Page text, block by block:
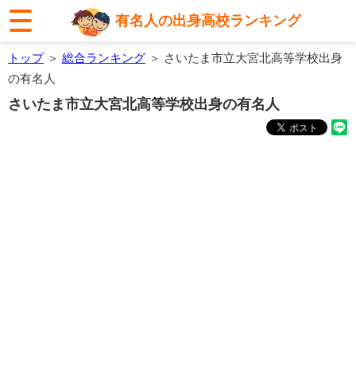
有名人の出身高校ランキング
トップ＞ 総合ランキング ＞ さいたま市立大宮北高等学校出身
の有名人
さいたま市立大宮北高等学校出身の有名人